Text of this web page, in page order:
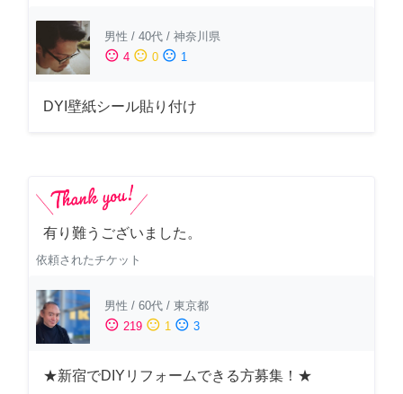
男性 / 40代 / 神奈川県
sentiment_satisfied 4 sentiment_neutral 0 sentiment_dissatisfied 1
DYI壁紙シール貼り付け
有り難うございました。
依頼されたチケット
男性 / 60代 / 東京都
sentiment_satisfied 219 sentiment_neutral 1 sentiment_dissatisfied 3
★新宿でDIYリフォームできる方募集！★